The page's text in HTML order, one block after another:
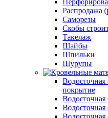
Распродажа
Саморезы
Скобы
Такелаж
Шайбы
Шпильки
Шурупы
покрытие
Водосточная